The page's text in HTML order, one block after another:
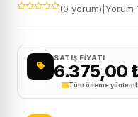
(0 yorum) Yorum
SATIŞ FIYATI
6.375,00
Tüm ödeme